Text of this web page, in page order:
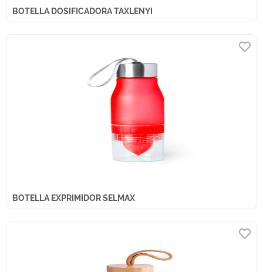
BOTELLA DOSIFICADORA TAXLENYI
BOTELLA EXPRIMIDOR SELMAX